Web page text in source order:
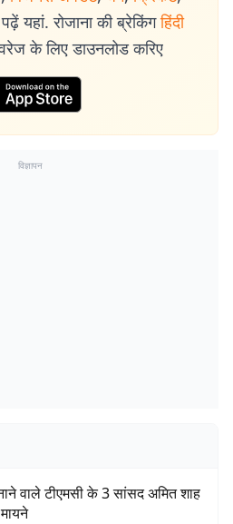
यहां. रोजाना की ब्रेकिंग हिंदी
के लिए डाउनलोड करिए
विज्ञापन
वाले टीएमसी के 3 सांसद अमित शाह